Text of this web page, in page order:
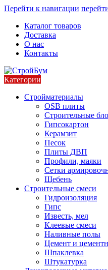
Перейти к навигации
Каталог товаров
Доставка
О нас
Контакты
Категории
Стройматериалы
OSB плиты
Строительные
Гипсокартон
Керамзит
Песок
Плиты ДВП
Профили, маяки
Сетки
Щебень
Строительные смеси
Гидроизоляция
Гипс
Известь, мел
Клеевые смеси
Наливные полы
Цемент и
Шпаклевка
Штукатурка